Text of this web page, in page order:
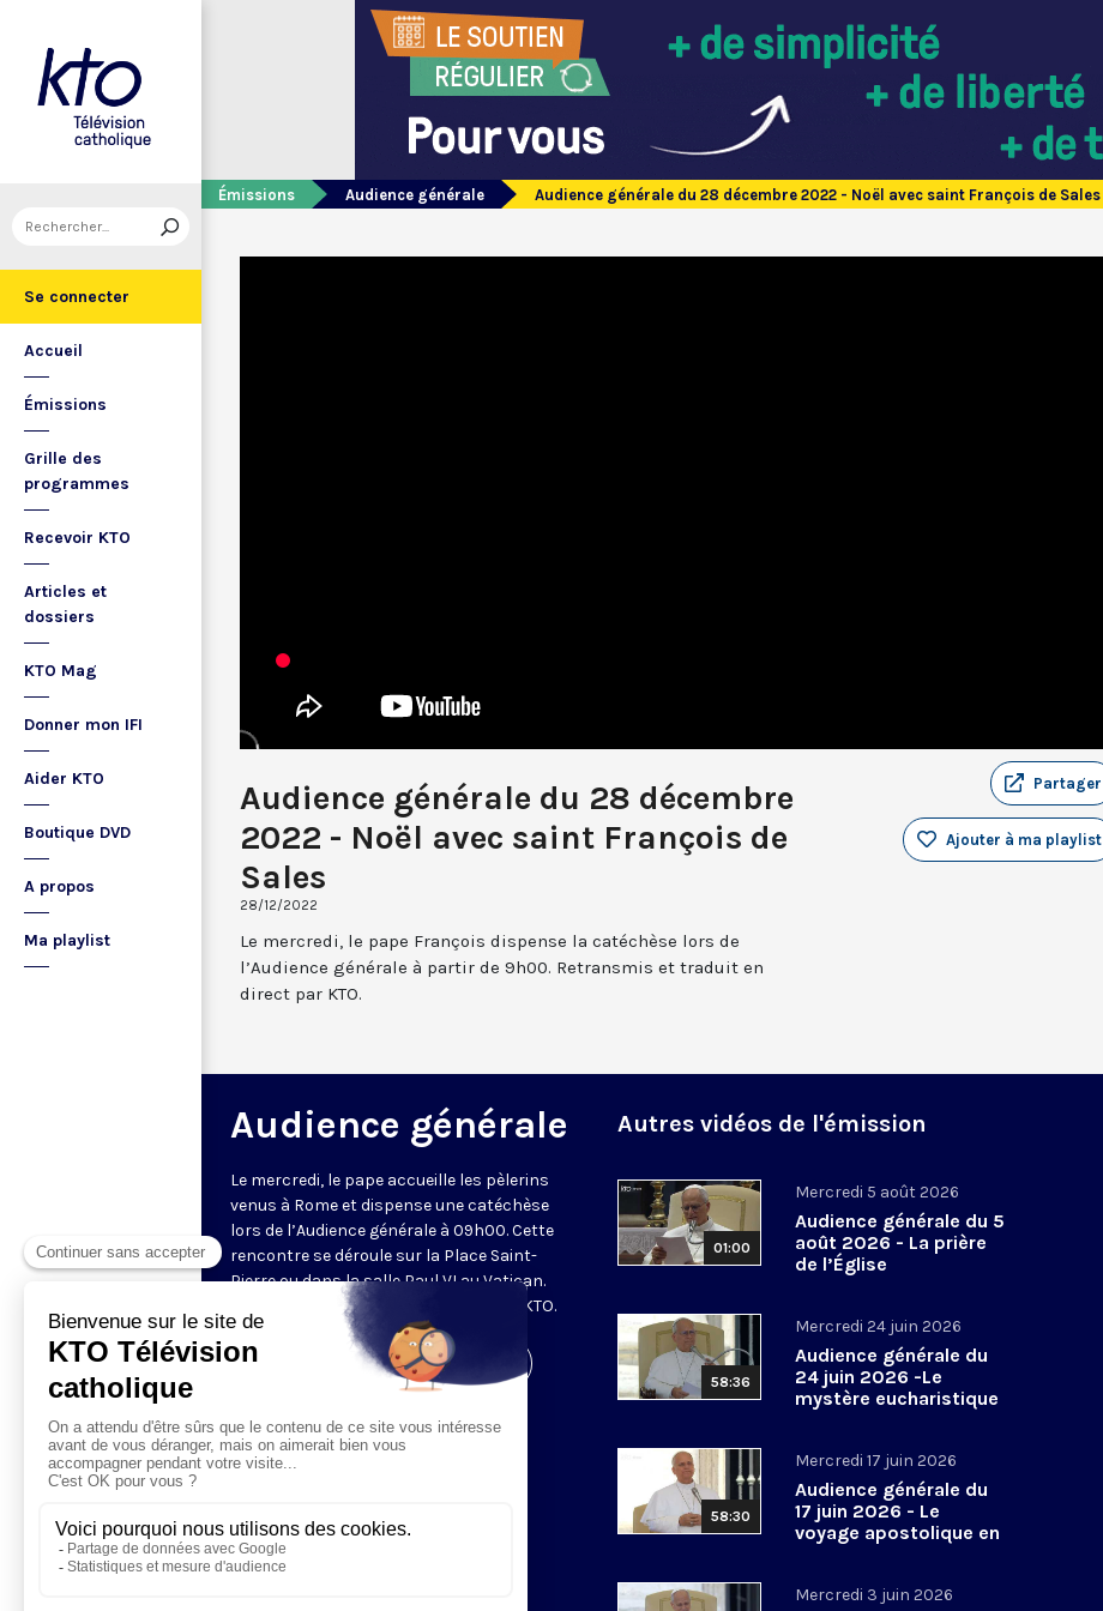
Se connecter
Accueil
Émissions
Grille des
programmes
Recevoir KTO
Articles et
dossiers
KTO Mag
Donner mon IFI
Aider KTO
Boutique DVD
A propos
Ma playlist
Émissions Audience générale Audience générale du 28 décembre 2022 - Noël avec saint François de Sales
Audience générale du 28 décembre
2022 - Noël avec saint François de
Sales
28/12/2022
Partager
Ajouter à ma playlist
Le mercredi, le pape François dispense la catéchèse lors de
l’Audience générale à partir de 9h00. Retransmis et traduit en
direct par KTO.
Audience générale
Le mercredi, le pape accueille les pèlerins
venus à Rome et dispense une catéchèse
lors de l’Audience générale à 09h00. Cette
rencontre se déroule sur la Place Saint-
Pierre ou dans la salle Paul VI au Vatican.
Retransmise et traduite en direct par KTO.
Visiter la page de l'émission
Autres vidéos de l'émission
01:00
Mercredi 5 août 2026
Audience générale du 5
août 2026 - La prière
de l’Église
58:36
Mercredi 24 juin 2026
Audience générale du
24 juin 2026 -Le
mystère eucharistique
58:30
Mercredi 17 juin 2026
Audience générale du
17 juin 2026 - Le
voyage apostolique en
Mercredi 3 juin 2026